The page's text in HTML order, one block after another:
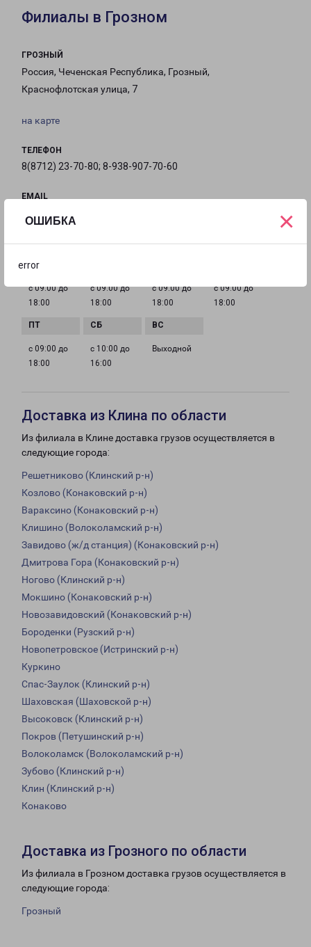
ОШИБКА
error
×
Филиалы в Грозном
ГРОЗНЫЙ
Россия, Чеченская Республика, Грозный,
Краснофлотская улица, 7
на карте
ТЕЛЕФОН
8(8712) 23-70-80; 8-938-907-70-60
EMAIL
ГРАФИК РАБОТЫ
с 09:00 до
18:00
с 09:00 до
18:00
с 09:00 до
18:00
с 09:00 до
18:00
с 09:00 до
18:00
с 10:00 до
16:00
Выходной
Доставка из Клина по области
Из филиала в Клине доставка грузов осуществляется в
следующие города:
Решетниково (Клинский р-н)
Козлово (Конаковский р-н)
Вараксино (Конаковский р-н)
Клишино (Волоколамский р-н)
Завидово (ж/д станция) (Конаковский р-н)
Дмитрова Гора (Конаковский р-н)
Ногово (Клинский р-н)
Мокшино (Конаковский р-н)
Новозавидовский (Конаковский р-н)
Бороденки (Рузский р-н)
Новопетровское (Истринский р-н)
Куркино
Спас-Заулок (Клинский р-н)
Шаховская (Шаховской р-н)
Высоковск (Клинский р-н)
Покров (Петушинский р-н)
Волоколамск (Волоколамский р-н)
Зубово (Клинский р-н)
Клин (Клинский р-н)
Конаково
Доставка из Грозного по области
Из филиала в Грозном доставка грузов осуществляется в
следующие города:
Грозный